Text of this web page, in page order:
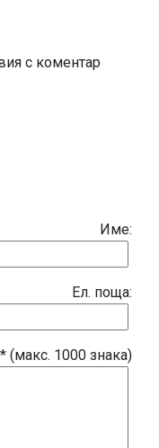
с коментар
Име:
Eл. поща:
(макс. 1000 знака)